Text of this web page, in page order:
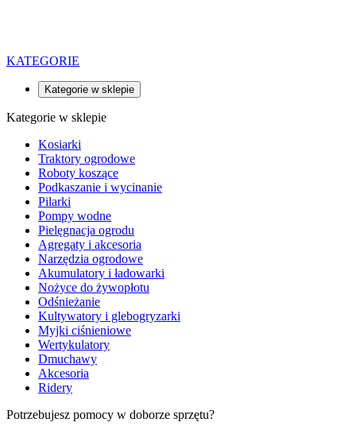
KATEGORIE
Kategorie w sklepie
Kategorie w sklepie
Kosiarki
Traktory ogrodowe
Roboty koszące
Podkaszanie i wycinanie
Pilarki
Pompy wodne
Pielęgnacja ogrodu
Agregaty i akcesoria
Narzędzia ogrodowe
Akumulatory i ładowarki
Nożyce do żywopłotu
Odśnieżanie
Kultywatory i glebogryzarki
Myjki ciśnieniowe
Wertykulatory
Dmuchawy
Akcesoria
Ridery
Potrzebujesz pomocy w doborze sprzętu?